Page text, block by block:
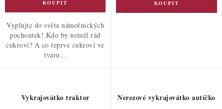
Vyplujte do světa námořnických
pochoutek! Kdo by neměl rád
cukroví? A co teprve cukroví ve
tvaru...
Vykrajovátko traktor Nerezové vykrajovátko autíčko